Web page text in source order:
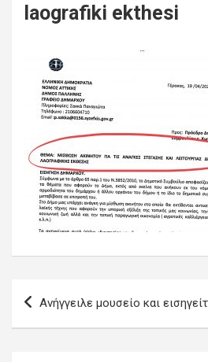
laografiki ekthesi
Πλοήγηση
άρθρων
Ανήγγειλε μουσείο και